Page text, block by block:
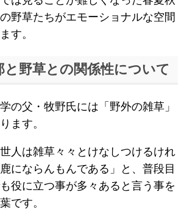
野草たちがエモーショナルな空間
す。
と野草との関係性について
の父・牧野氏には「野外の雑草」
ます。
人は雑草々々とけなしつけるけれ
にならんもんである」と、普段目
役に立つ事が多々あると言う事を
です。